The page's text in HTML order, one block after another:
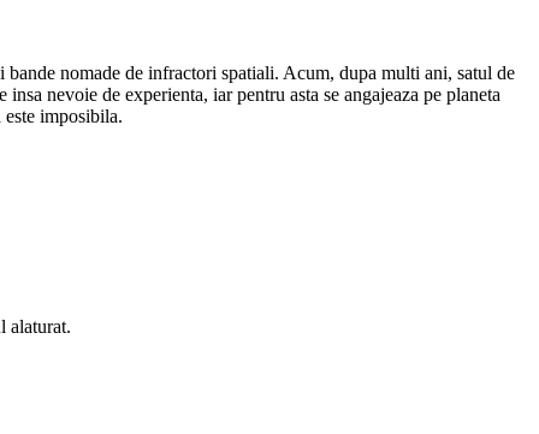
nomade de infractori spatiali. Acum, dupa multi ani, satul de
nevoie de experienta, iar pentru asta se angajeaza pe planeta
imposibila.
alaturat.